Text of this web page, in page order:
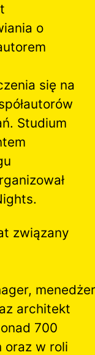
o
się na
Studium
związany
menedżer
architekt
700
oraz w roli